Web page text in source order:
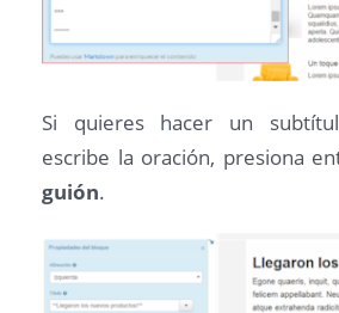
Si quieres hacer un
escribe la oración, presiona
guión.